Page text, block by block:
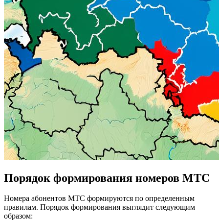
Порядок формирования номеров МТС
Номера абонентов МТС формируются по определенным
правилам. Порядок формирования выглядит следующим
образом: